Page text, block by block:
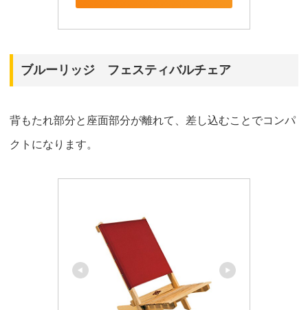
ブルーリッジ フェスティバルチェア
背もたれ部分と座面部分が離れて、差し込むことでコンパ
クトになります。